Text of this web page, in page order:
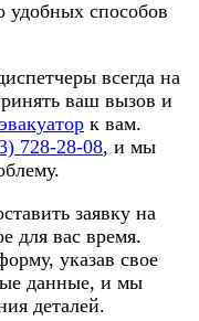
удобных способов
всегда на
ваш вызов и
к вам.
728-28-08, и мы
заявку на
для вас время.
указав свое
данные, и мы
деталей.